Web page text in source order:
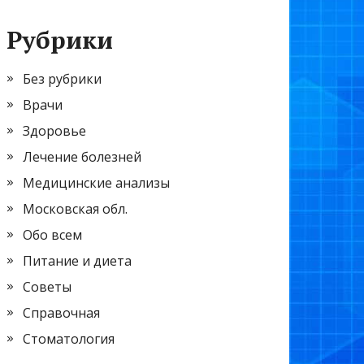
Рубрики
Без рубрики
Врачи
Здоровье
Лечение болезней
Медицинские анализы
Московская обл.
Обо всем
Питание и диета
Советы
Справочная
Стоматология